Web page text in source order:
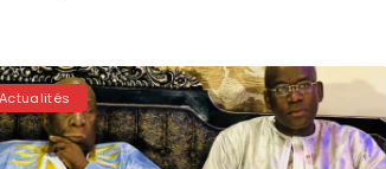
Actualités